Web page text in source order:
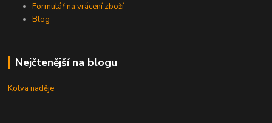
Formulář na vrácení zboží
Blog
Nejčtenější na blogu
Kotva naděje